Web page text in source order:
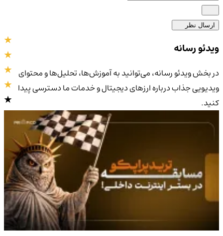
ارسال نظر
4.0/5
ویدئو رسانه
در بخش ویدئو رسانه، می‌توانید به آموزش‌ها، تحلیل‌ها و محتوای
ویدیویی جذاب درباره ارزهای دیجیتال و خدمات ما دسترسی پیدا
کنید.